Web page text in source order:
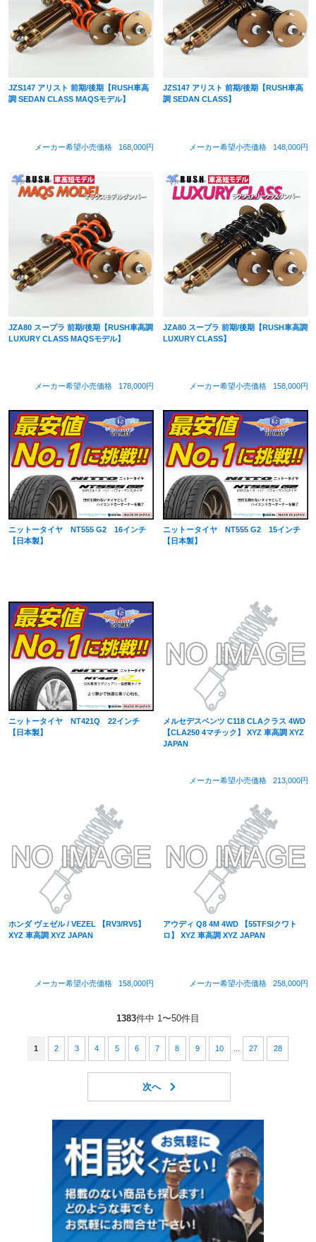
JZS147 アリスト 前期/後期【RUSH車高
調 SEDAN CLASS MAQSモデル】
メーカー希望小売価格 168,000円
JZS147 アリスト 前期/後期【RUSH車高
調 SEDAN CLASS】
メーカー希望小売価格 148,000円
JZA80 スープラ 前期/後期【RUSH車高調
LUXURY CLASS MAQSモデル】
メーカー希望小売価格 178,000円
JZA80 スープラ 前期/後期【RUSH車高調
LUXURY CLASS】
メーカー希望小売価格 158,000円
ニットータイヤ NT555 G2 16インチ
【日本製】
ニットータイヤ NT555 G2 15インチ
【日本製】
ニットータイヤ NT421Q 22インチ
【日本製】
メルセデスベンツ C118 CLAクラス 4WD
【CLA250 4マチック】 XYZ 車高調 XYZ
JAPAN
メーカー希望小売価格 213,000円
ホンダ ヴェゼル / VEZEL 【RV3/RV5】
XYZ 車高調 XYZ JAPAN
メーカー希望小売価格 158,000円
アウディ Q8 4M 4WD 【55TFSIクワト
ロ】 XYZ 車高調 XYZ JAPAN
メーカー希望小売価格 258,000円
1383件中 1〜50件目
1 2 3 4 5 6 7 8 9 10 27 28